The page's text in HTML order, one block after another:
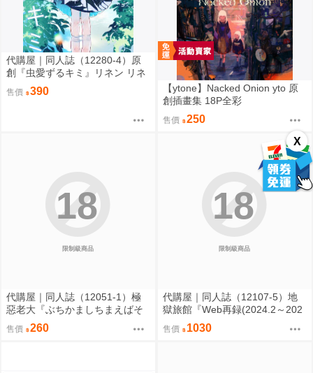
X
代購屋｜同人誌（12280-4）原
創『虫愛ずるキミ』リネン リネ
ンドレッシング
售價 390
【ytone】Nacked Onion yto 原
創插畫集 18P全彩
售價 250
限制級商品
18
代購屋｜同人誌（12051-1）極
惡老大『ぶちかましちまえばそ
こがトイレになるんだぜ』ケィ
ル 腹パンピアス部
售價 260
限制級商品
18
代購屋｜同人誌（12107-5）地
獄旅館『Web再録(2024.2～202
6.3)』taco オーガニック毒リン
ゴ
售價 1030